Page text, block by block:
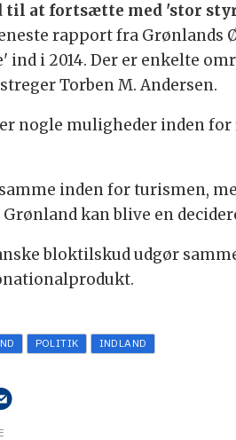
til at fortsætte med 'stor
rapport fra Grønlands
ind i 2014. Der er enkelte
Torben M. Andersen.
nogle muligheder inden
inden for turismen,
Grønland kan blive en
bloktilskud udgør
POLITIK INDLAND